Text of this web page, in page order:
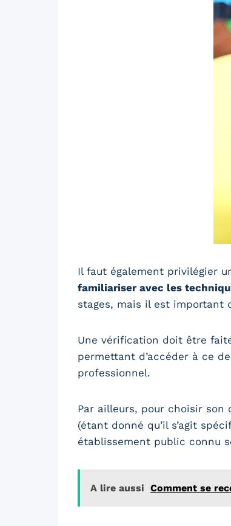
Il faut également privilégier
familiariser avec les
stages, mais il est important
Une vérification doit être
permettant d’accéder à ce
professionnel.
Par ailleurs, pour choisir
(étant donné qu’il s’agit
établissement public connu
A lire aussi Comment se